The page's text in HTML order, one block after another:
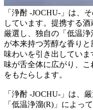
「浄酎 -JOCHU-」は、
しています。提携する
厳選し、独自の「低温
が本来持つ芳醇な香り
味わいを引き出してい
味が舌全体に広がり、
をもたらします。
「浄酎 -JOCHU-」は、
「低温浄溜(R)」によっ